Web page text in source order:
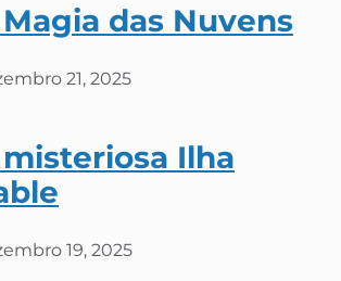
das Nuvens
21, 2025
Ilha
19, 2025